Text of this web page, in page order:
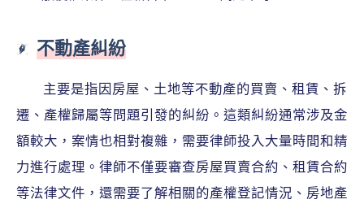
不動產糾紛
主要是指因房屋、土地等不動產的買賣、租賃、拆
遷、產權歸屬等問題引發的糾紛。這類糾紛通常涉及金
額較大，案情也相對複雜，需要律師投入大量時間和精
力進行處理。律師不僅要審查房屋買賣合約、租賃合約
等法律文件，還需要了解相關的產權登記情況、房地產